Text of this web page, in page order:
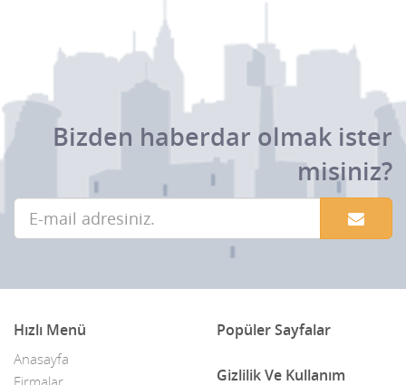
Bizden haberdar olmak ister
misiniz?
Hızlı Menü
Anasayfa
Popüler Sayfalar
Gizlilik Ve Kullanım